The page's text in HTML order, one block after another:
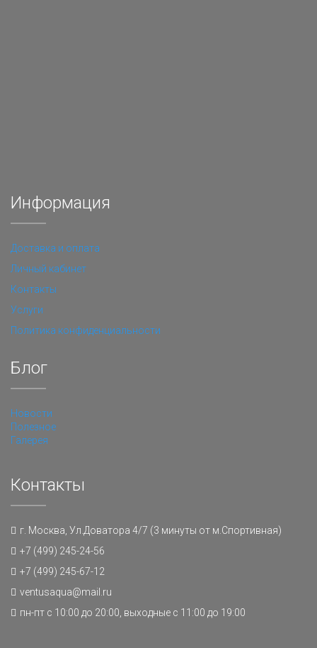
Информация
Доставка и оплата
Личный кабинет
Контакты
Услуги
Политика конфиденциальности
Блог
Новости
Полезное
Галерея
Контакты
г. Москва, Ул.Доватора 4/7 (3 минуты от м.Спортивная)
+7 (499) 245-24-56
+7 (499) 245-67-12
ventusaqua@mail.ru
пн-пт с 10:00 до 20:00, выходные с 11:00 до 19:00